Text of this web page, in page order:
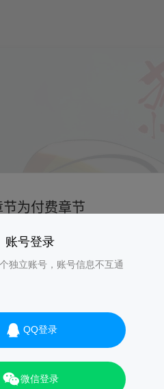
账号登录
独立账号，账号信息不互通
QQ登录
微信登录